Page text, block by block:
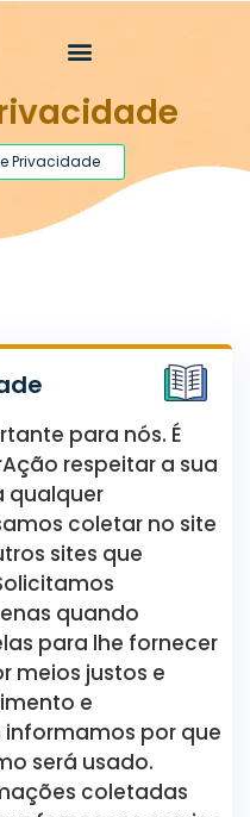
Privacidade
para nós. É
respeitar a sua
qualquer
coletar no site
sites que
quando
para lhe fornecer
meios justos e
e
por que
será usado.
coletadas